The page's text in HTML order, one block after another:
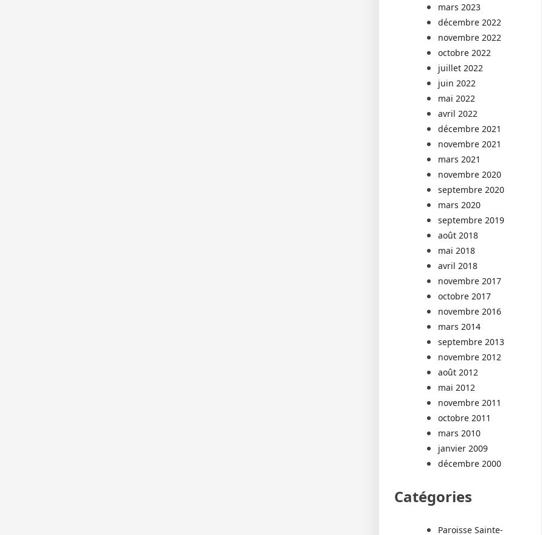
mars 2023
décembre 2022
novembre 2022
octobre 2022
juillet 2022
juin 2022
mai 2022
avril 2022
décembre 2021
novembre 2021
mars 2021
novembre 2020
septembre 2020
mars 2020
septembre 2019
août 2018
mai 2018
avril 2018
novembre 2017
octobre 2017
novembre 2016
mars 2014
septembre 2013
novembre 2012
août 2012
mai 2012
novembre 2011
octobre 2011
mars 2010
janvier 2009
décembre 2000
Catégories
Paroisse Sainte-